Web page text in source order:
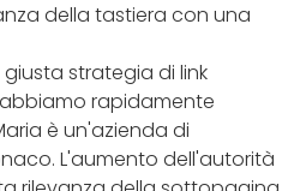
della tastiera con una
strategia di link
rapidamente
è un'azienda di
L'aumento dell'autorità